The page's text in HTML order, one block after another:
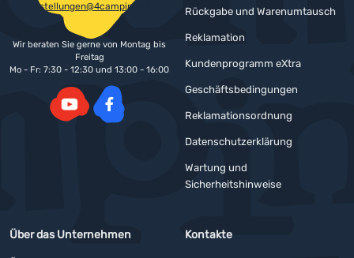
Rückgabe und Warenumtausch
Reklamation
Kundenprogramm eXtra
Geschäftsbedingungen
Reklamationsordnung
Datenschutzerklärung
Wartung und
Sicherheitshinweise
Über das Unternehmen Kontakte
bestellungen@4camping.at
Wir beraten Sie gerne von Montag bis
Freitag
Mo - Fr: 7:30 - 12:30 und 13:00 - 16:00